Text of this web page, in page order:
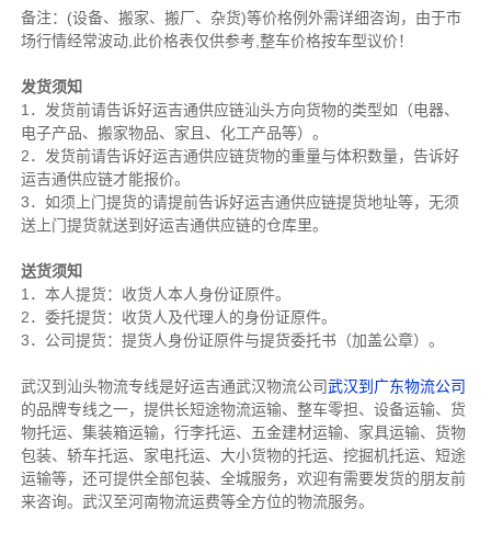
备注： (设备、搬家、搬厂、杂货)等价格例外需详细咨询，由于市
场行情经常波动,此价格表仅供参考,整车价格按车型议价！
发货须知
1．发货前请告诉好运吉通供应链汕头方向货物的类型如（电器、
电子产品、搬家物品、家且、化工产品等）。
2．发货前请告诉好运吉通供应链货物的重量与体积数量，告诉好
运吉通供应链才能报价。
3．如须上门提货的请提前告诉好运吉通供应链提货地址等，无须
送上门提货就送到好运吉通供应链的仓库里。
送货须知
1．本人提货：收货人本人身份证原件。
2．委托提货：收货人及代理人的身份证原件。
3．公司提货：提货人身份证原件与提货委托书（加盖公章）。
武汉到汕头物流专线是好运吉通武汉物流公司武汉到广东物流公司
的品牌专线之一，提供长短途物流运输、整车零担、设备运输、货
物托运、集装箱运输，行李托运、五金建材运输、家具运输、货物
包装、轿车托运、家电托运、大小货物的托运、挖掘机托运、短途
运输等，还可提供全部包装、全城服务，欢迎有需要发货的朋友前
来咨询。武汉至河南物流运费等全方位的物流服务。